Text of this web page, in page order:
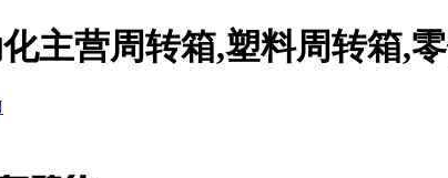
主营周转箱,塑料周转箱,